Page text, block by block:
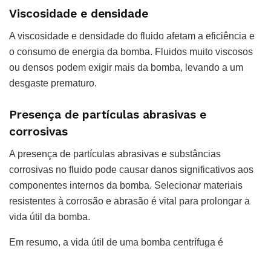
Viscosidade e densidade
A viscosidade e densidade do fluido afetam a eficiência e
o consumo de energia da bomba. Fluidos muito viscosos
ou densos podem exigir mais da bomba, levando a um
desgaste prematuro.
Presença de partículas abrasivas e
corrosivas
A presença de partículas abrasivas e substâncias
corrosivas no fluido pode causar danos significativos aos
componentes internos da bomba. Selecionar materiais
resistentes à corrosão e abrasão é vital para prolongar a
vida útil da bomba.
Em resumo, a vida útil de uma bomba centrífuga é